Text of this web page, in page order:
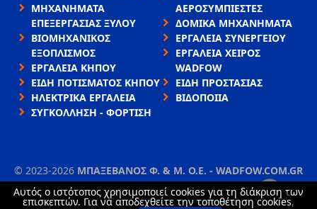
ΜΗΧΑΝΗΜΑΤΑ
ΕΠΕΞΕΡΓΑΣΙΑΣ ΞΥΛΟΥ
ΒΙΟΜΗΧΑΝΙΚΟΣ
ΕΞΟΠΛΙΣΜΟΣ
ΕΡΓΑΛΕΙΑ ΚΗΠΟΥ
ΕΙΔΗ ΠΟΤΙΣΜΑΤΟΣ ΚΗΠΟΥ
ΗΛΕΚΤΡΙΚΑ ΕΡΓΑΛΕΙΑ
ΣΥΓΚΟΛΛΗΣΗ - ΦΟΡΤΙΣΗ
ΑΕΡΟΣΥΜΠΙΕΣΤΕΣ
ΔΟΜΙΚΑ ΜΗΧΑΝΗΜΑΤΑ
ΕΡΓΑΛΕΙΑ ΣΥΝΕΡΓΕΙΟΥ
ΕΡΓΑΛΕΙΑ ΧΕΙΡΟΣ
WADFOW
ΕΙΔΗ ΠΡΟΣΤΑΣΙΑΣ
ΒΙΔΟΠΟΙΙΑ
© 2023-2026 ΜΠΑΞΕΒΑΝΟΣ Φ. & Μ. Ο.Ε. - WADFOW.COM.GR
ΌΡΟΙ ΧΡΉΣΗΣ•ΠΟΛΙΤΙΚΉ ΑΠΟΡΡΉΤΟΥ•ΧΡΉΣΗ COOKIES
×
Αυτός ο ιστότοπος χρησιμοποιεί cookies για τη διάκριση των
επισκεπτών. Για να αποδεχθείτε την τοποθέτηση cookies,